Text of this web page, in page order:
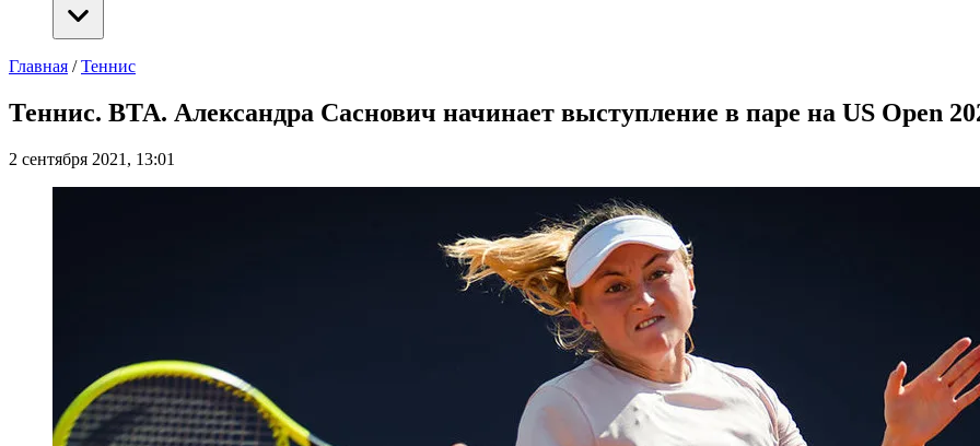
Главная / Теннис
Теннис. ВТА. Александра Саснович начинает выступление в паре на US Open
2 сентября 2021, 13:01